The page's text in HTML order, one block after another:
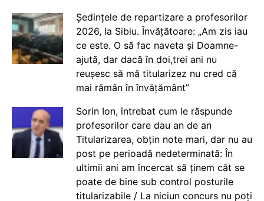
Ședințele de repartizare a profesorilor
2026, la Sibiu. Învățătoare: „Am zis iau
ce este. O să fac naveta și Doamne-
ajută, dar dacă în doi,trei ani nu
reușesc să mă titularizez nu cred că
mai rămân în învățământ”
Sorin Ion, întrebat cum le răspunde
profesorilor care dau an de an
Titularizarea, obțin note mari, dar nu au
post pe perioadă nedeterminată: În
ultimii ani am încercat să ținem cât se
poate de bine sub control posturile
titularizabile / La niciun concurs nu poți